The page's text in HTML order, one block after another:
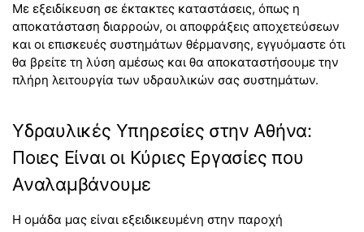
Με εξειδίκευση σε έκτακτες καταστάσεις, όπως η
αποκατάσταση διαρροών, οι αποφράξεις αποχετεύσεων
και οι επισκευές συστημάτων θέρμανσης, εγγυόμαστε ότι
θα βρείτε τη λύση αμέσως και θα αποκαταστήσουμε την
πλήρη λειτουργία των υδραυλικών σας συστημάτων.
Υδραυλικές Υπηρεσίες στην Αθήνα:
Ποιες Είναι οι Κύριες Εργασίες που
Αναλαμβάνουμε
Η ομάδα μας είναι εξειδικευμένη στην παροχή